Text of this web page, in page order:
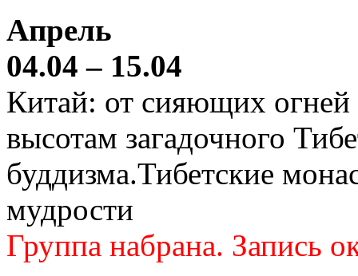
Апрель
04.04 – 15.04
Китай: от сияющих
высотам загадочного
буддизма.Тибетские
мудрости
Группа набрана. Запись